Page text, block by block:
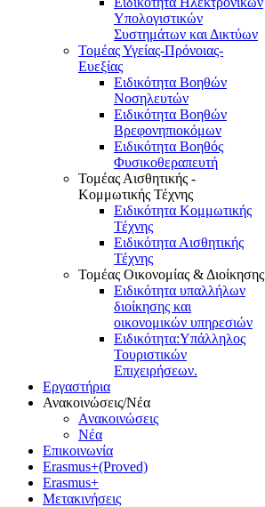
Υπολογιστικών
Συστημάτων και Δικτύων
Τομέας Υγείας-Πρόνοιας-
Ευεξίας
Ειδικότητα Βοηθών
Νοσηλευτών
Ειδικότητα Βοηθών
Βρεφονηπιοκόμων
Ειδικότητα Βοηθός
Φυσικοθεραπευτή
Τομέας Αισθητικής -
Κομμωτικής Τέχνης
Ειδικότητα Κομμωτικής
Τέχνης
Ειδικότητα Αισθητικής
Τέχνης
Τομέας Οικονομίας & Διοίκησης
Ειδικότητα υπαλλήλων
διοίκησης και
οικονομικών υπηρεσιών
Ειδικότητα:Υπάλληλος
Τουριστικών
Επιχειρήσεων.
Εργαστήρια
Ανακοινώσεις/Νέα
Ανακοινώσεις
Νέα
Επικοινωνία
Erasmus+(Proved)
Erasmus+
Μετακινήσεις